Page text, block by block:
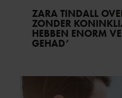
ZARA TINDALL
ZONDER
HEBBEN ENORM
GEHAD’